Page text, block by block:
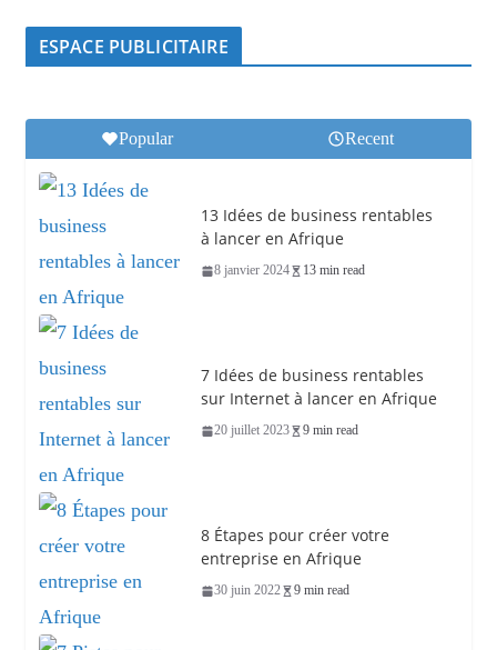
ESPACE PUBLICITAIRE
Popular Recent
13 Idées de business rentables
à lancer en Afrique
8 janvier 2024 13 min read
7 Idées de business rentables
sur Internet à lancer en Afrique
20 juillet 2023 9 min read
8 Étapes pour créer votre
entreprise en Afrique
30 juin 2022 9 min read